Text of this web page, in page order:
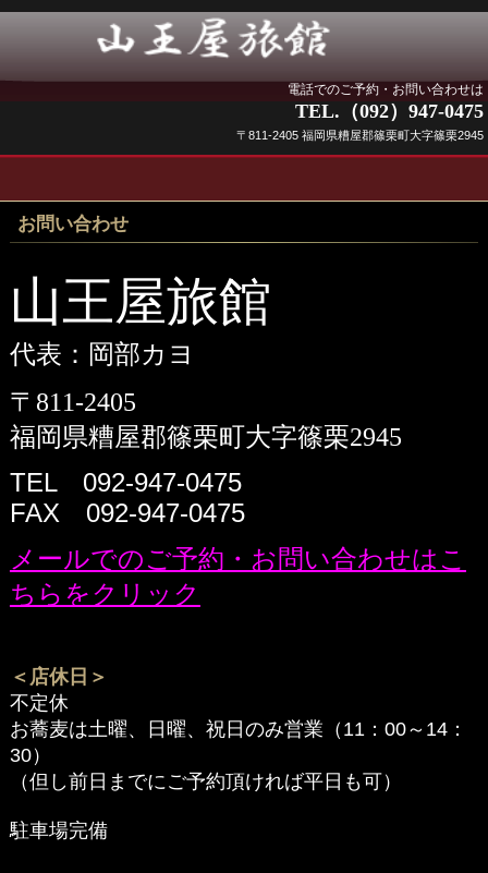
電話でのご予約・お問い合わせは
TEL.（092）947-0475
〒811-2405 福岡県糟屋郡篠栗町大字篠栗2945
お問い合わせ
山王屋旅館
代表：岡部カヨ
〒811-2405
福岡県糟屋郡篠栗町大字篠栗2945
TEL 092-947-0475
FAX 092-947-0475
メールでのご予約・お問い合わせはこ
ちらをクリック
＜店休日＞
不定休
お蕎麦は土曜、日曜、祝日のみ営業（11：00～14：
30）
（但し前日までにご予約頂ければ平日も可）
駐車場完備